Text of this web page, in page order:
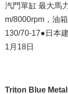
汽門單缸 最大馬
m/8000rpm，油
130/70-17●日本
1月18日
Triton Blue